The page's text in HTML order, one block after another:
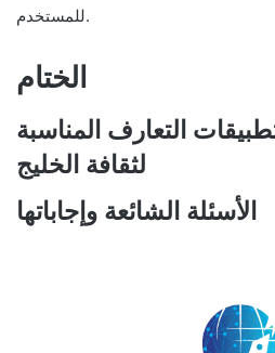
للمستخدم.
الختام
التعارف المناسبة
لثقافة الخليج
الأسئلة الشائعة وإجاباتها